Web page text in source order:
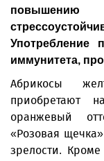
Употребление
иммунитета,
Абрикосы
приобретают
оранжевый
«Розовая
зрелости.